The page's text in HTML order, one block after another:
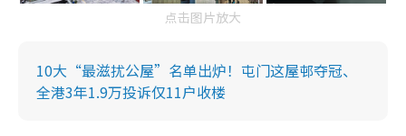
点击图片放大
10大“最滋扰公屋”名单出炉！屯门这屋邨夺冠、
全港3年1.9万投诉仅11户收楼